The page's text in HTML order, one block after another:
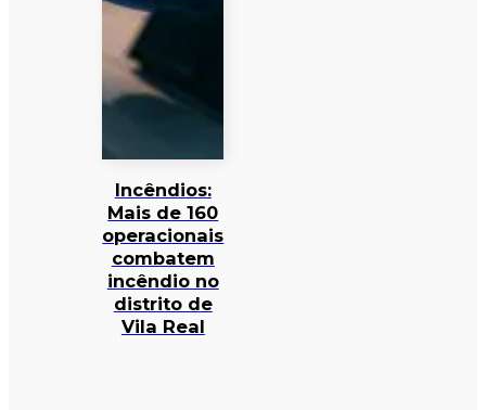
Incêndios:
Mais de 160
operacionais
combatem
incêndio no
distrito de
Vila Real